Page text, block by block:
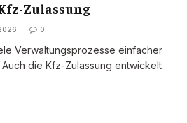
Zulassung
0
Verwaltungsprozesse einfacher
die Kfz-Zulassung entwickelt